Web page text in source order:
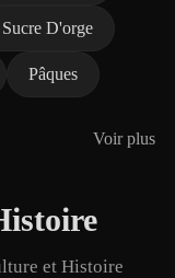
Sucre D'orge
Pâques
Voir plus
et Histoire